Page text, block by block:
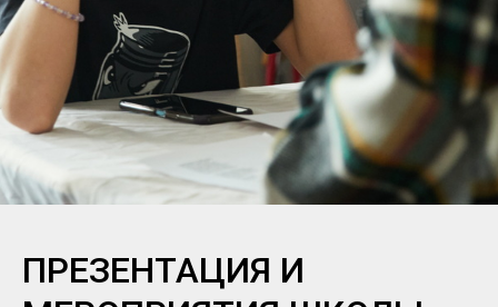
ПРЕЗЕНТАЦИЯ И